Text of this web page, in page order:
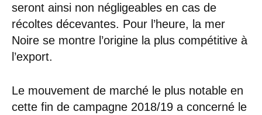
seront ainsi non négligeables en cas de
récoltes décevantes. Pour l’heure, la mer
Noire se montre l’origine la plus compétitive à
l’export.
Le mouvement de marché le plus notable en
cette fin de campagne 2018/19 a concerné le